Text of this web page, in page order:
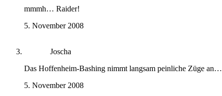
mmmh… Raider!
5. November 2008
Joscha
Das Hoffenheim-Bashing nimmt langsam peinliche Züge an…
5. November 2008